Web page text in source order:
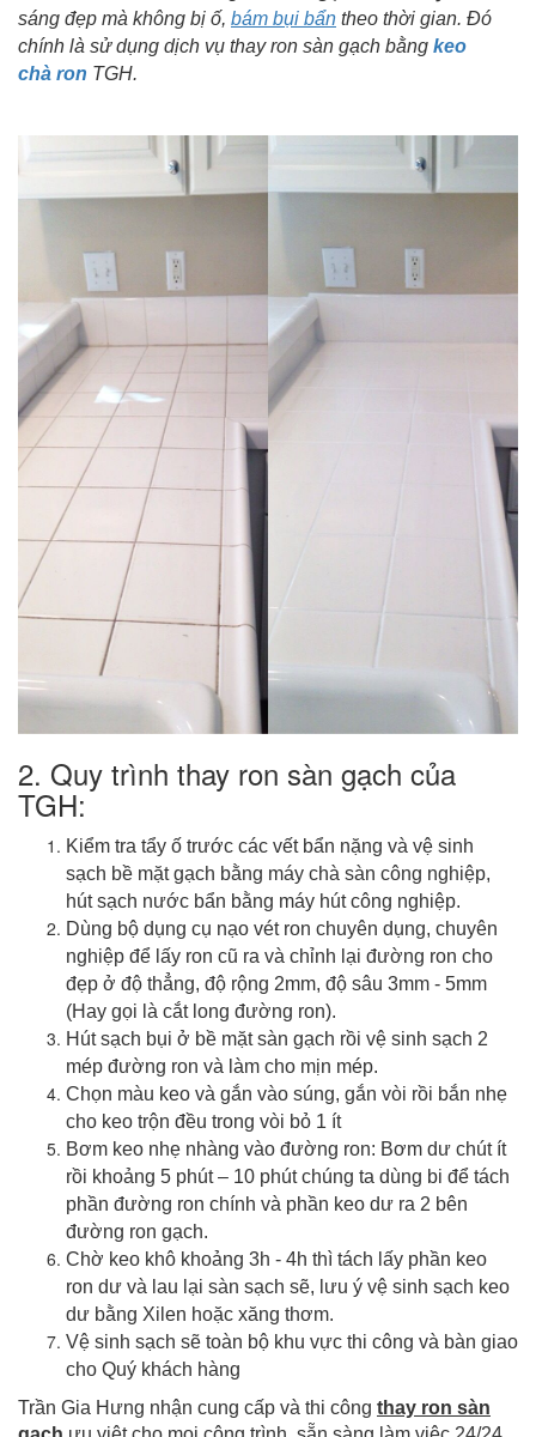
sáng đẹp mà không bị ố, bám bụi bẩn theo thời gian. Đó
chính là sử dụng dịch vụ thay ron sàn gạch bằng keo
chà ron TGH.
2. Quy trình thay ron sàn gạch của
TGH:
Kiểm tra tẩy ố trước các vết bẩn nặng và vệ sinh
sạch bề mặt gạch bằng máy chà sàn công nghiệp,
hút sạch nước bẩn bằng máy hút công nghiệp.
Dùng bộ dụng cụ nạo vét ron chuyên dụng, chuyên
nghiệp để lấy ron cũ ra và chỉnh lại đường ron cho
đẹp ở độ thẳng, độ rộng 2mm, độ sâu 3mm - 5mm
(Hay gọi là cắt long đường ron).
Hút sạch bụi ở bề mặt sàn gạch rồi vệ sinh sạch 2
mép đường ron và làm cho mịn mép.
Chọn màu keo và gắn vào súng, gắn vòi rồi bắn nhẹ
cho keo trộn đều trong vòi bỏ 1 ít
Bơm keo nhẹ nhàng vào đường ron: Bơm dư chút ít
rồi khoảng 5 phút – 10 phút chúng ta dùng bi để tách
phần đường ron chính và phần keo dư ra 2 bên
đường ron gạch.
Chờ keo khô khoảng 3h - 4h thì tách lấy phần keo
ron dư và lau lại sàn sạch sẽ, lưu ý vệ sinh sạch keo
dư bằng Xilen hoặc xăng thơm.
Vệ sinh sạch sẽ toàn bộ khu vực thi công và bàn giao
cho Quý khách hàng
Trần Gia Hưng nhận cung cấp và thi công thay ron sàn